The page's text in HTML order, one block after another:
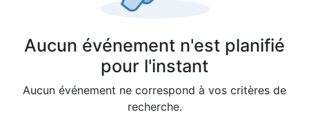
Aucun événement n'est planifié
pour l'instant
Aucun événement ne correspond à vos critères de
recherche.